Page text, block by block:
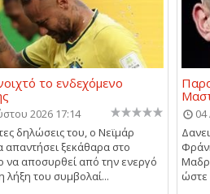
το ενδεχόμενο
2026 17:14
δηλώσεις του, ο Νεϊμάρ
απαντήσει ξεκάθαρα στο
να αποσυρθεί από την ενεργό
λήξη του συμβολαί...
ώστε